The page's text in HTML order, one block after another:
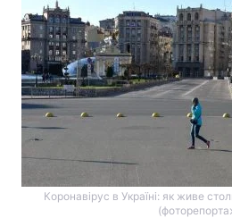
Коронавірус в Україні: як живе